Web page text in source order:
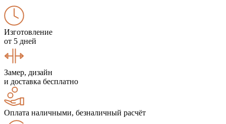
Изготовление
от 5 дней
Замер, дизайн
и доставка бесплатно
Оплата наличными, безналичный расчёт